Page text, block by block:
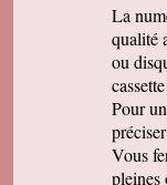
les
pense
retrouver
pour la
Très
Michel J.
Bonjour
faire
La
qualité
ou
Pour
Vous
pleines